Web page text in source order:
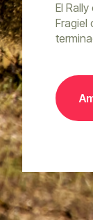
El
Fragiel